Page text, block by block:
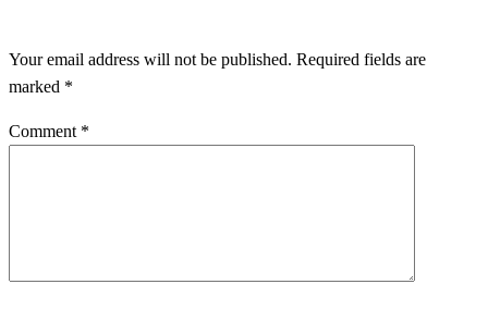
Your email address will not be published. Required fields are
marked *
Comment *